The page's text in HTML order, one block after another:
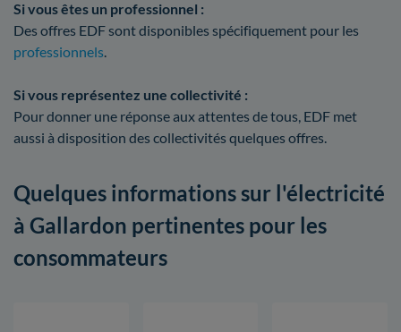
Si vous êtes un professionnel :
Des offres EDF sont disponibles spécifiquement pour les
professionnels.
Si vous représentez une collectivité :
Pour donner une réponse aux attentes de tous, EDF met
aussi à disposition des collectivités quelques offres.
Quelques informations sur l'électricité
à Gallardon pertinentes pour les
consommateurs